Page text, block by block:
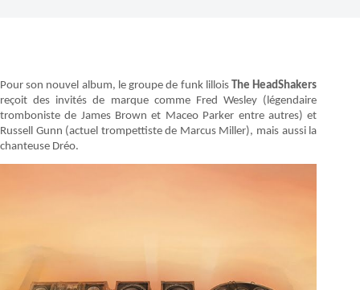
Pour son nouvel album, le groupe de funk lillois The HeadShakers
reçoit des invités de marque comme Fred Wesley (légendaire
tromboniste de James Brown et Maceo Parker entre autres) et
Russell Gunn (actuel trompettiste de Marcus Miller), mais aussi la
chanteuse Dréo.